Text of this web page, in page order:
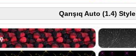
Qarışıq Auto (1.4) Style